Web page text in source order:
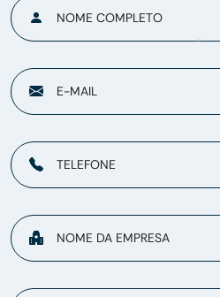
NOME COMPLETO
E-MAIL
TELEFONE
NOME DA EMPRESA